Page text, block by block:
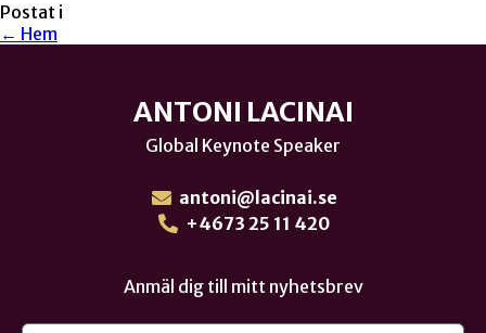
Postat i
← Hem
ANTONI LACINAI
Global Keynote Speaker
antoni@lacinai.se
+4673 25 11 420
Anmäl dig till mitt nyhetsbrev